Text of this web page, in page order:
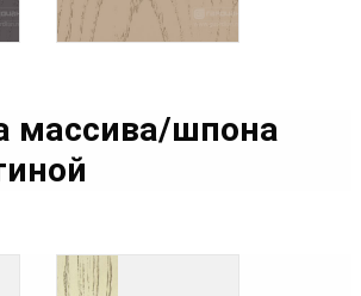
массива/шпона